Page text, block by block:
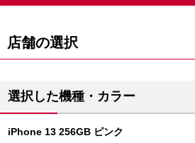
店舗の選択
選択した機種・カラー
iPhone 13 256GB ピンク